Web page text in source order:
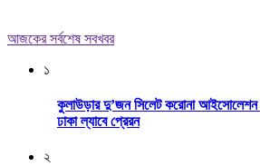
আজকের সর্বশেষ সবখবর
১
কুলাউড়ার দু’জন সিলেট করোনা আইসোলেশন
ঢাকা ল্যাবে প্রেরন
২